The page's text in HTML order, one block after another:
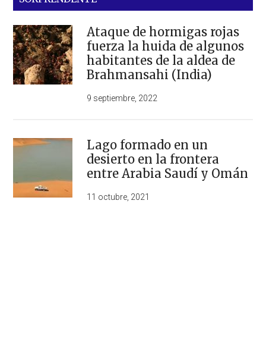
Ataque de hormigas rojas
fuerza la huida de algunos
habitantes de la aldea de
Brahmansahi (India)
9 septiembre, 2022
Lago formado en un
desierto en la frontera
entre Arabia Saudí y Omán
11 octubre, 2021